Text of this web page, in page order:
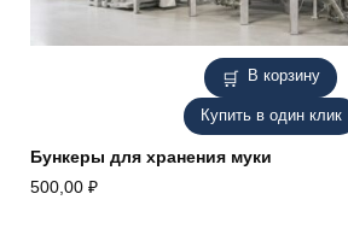
В корзину
Купить в один клик
Бункеры для хранения муки
500,00 ₽